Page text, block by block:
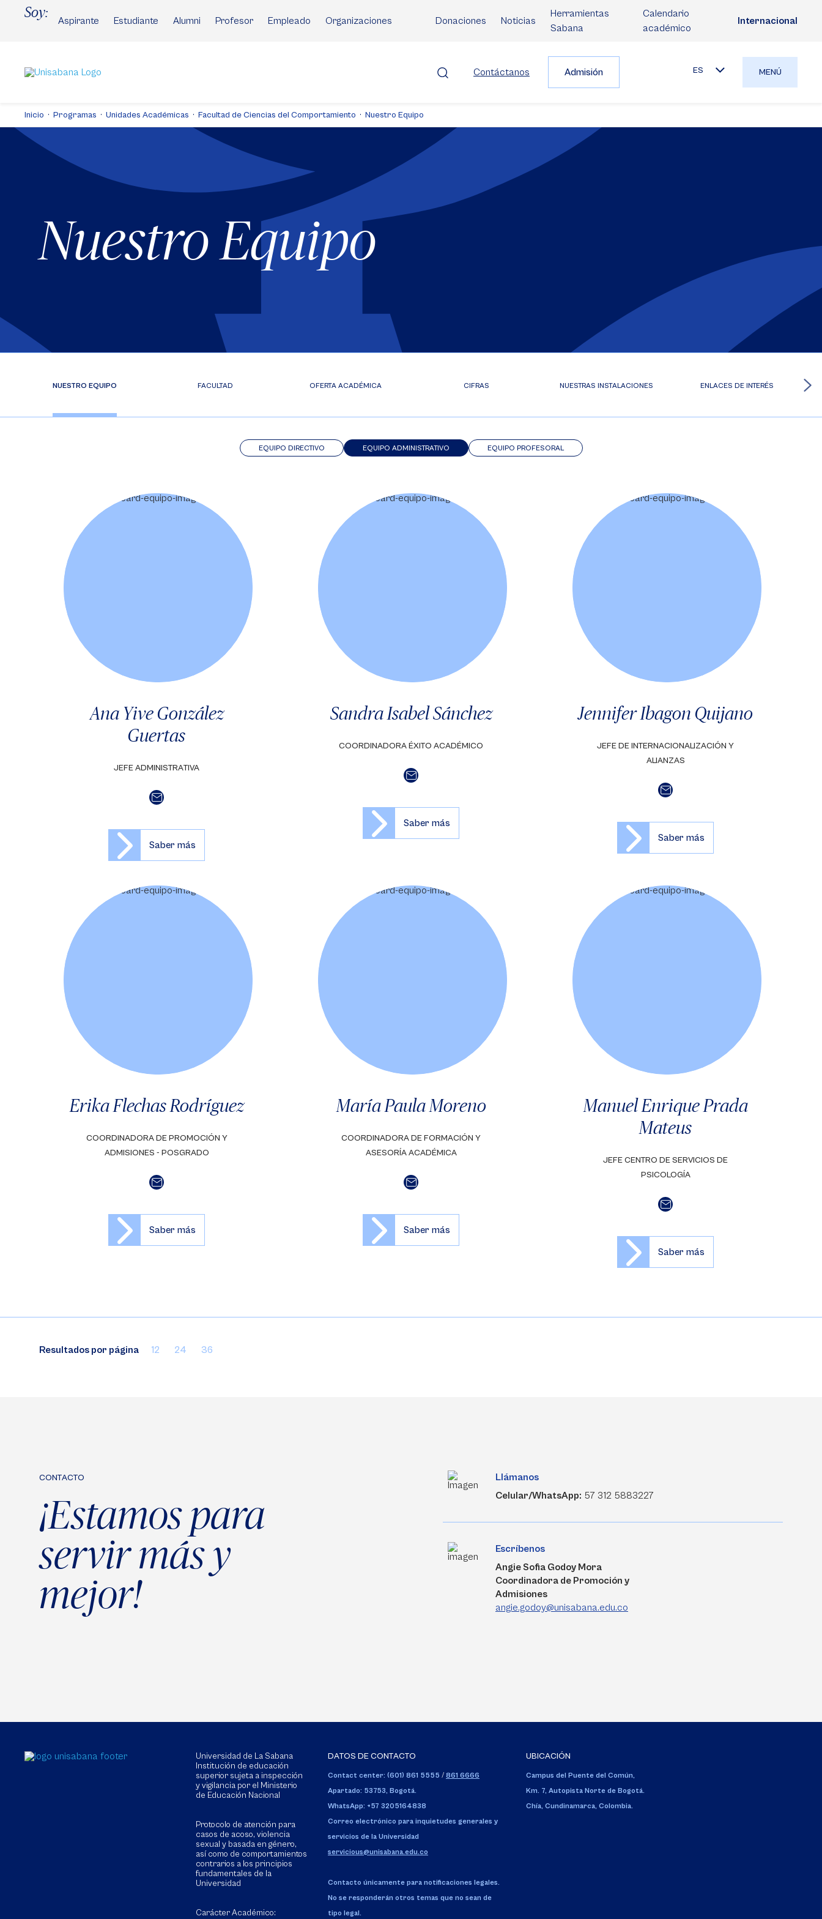
Soy:
Aspirante Estudiante Alumni Profesor Empleado Organizaciones Donaciones Noticias
Herramientas
Sabana
Calendario
académico
Internacional
Contáctanos Admisión ES MENÚ
Inicio Programas Unidades Académicas Facultad de Ciencias del Comportamiento Nuestro Equipo
Nuestro Equipo
NUESTRO EQUIPO FACULTAD OFERTA ACADÉMICA CIFRAS NUESTRAS INSTALACIONES ENLACES DE INTERÉS
EQUIPO PROFESORAL
EQUIPO ADMINISTRATIVO
EQUIPO DIRECTIVO
Ana Yive González
Guertas
JEFE ADMINISTRATIVA
Saber más
Sandra Isabel Sánchez
COORDINADORA ÉXITO ACADÉMICO
Saber más
Jennifer Ibagon Quijano
JEFE DE INTERNACIONALIZACIÓN Y
ALIANZAS
Saber más
Erika Flechas Rodríguez
COORDINADORA DE PROMOCIÓN Y
ADMISIONES - POSGRADO
Saber más
María Paula Moreno
COORDINADORA DE FORMACIÓN Y
ASESORÍA ACADÉMICA
Saber más
Manuel Enrique Prada
Mateus
JEFE CENTRO DE SERVICIOS DE
PSICOLOGÍA
Saber más
Resultados por página 12 24 36
CONTACTO
¡Estamos para
servir más y
mejor!
Llámanos
Celular/WhatsApp: 57 312 5883227
Escríbenos
Angie Sofia Godoy Mora
Coordinadora de Promoción y
Admisiones
angie.godoy@unisabana.edu.co
Universidad de La Sabana
Institución de educación
superior sujeta a inspección
y vigilancia por el Ministerio
de Educación Nacional
Protocolo de atención para
casos de acoso, violencia
sexual y basada en género,
así como de comportamientos
contrarios a los principios
fundamentales de la
Universidad
Carácter Académico:
DATOS DE CONTACTO
Contact center: (601) 861 5555 / 861 6666
Apartado: 53753, Bogotá.
WhatsApp: +57 3205164838
Correo electrónico para inquietudes generales y
servicios de la Universidad
servicious@unisabana.edu.co
Contacto únicamente para notificaciones legales.
No se responderán otros temas que no sean de
tipo legal.
UBICACIÓN
Campus del Puente del Común,
Km. 7, Autopista Norte de Bogotá.
Chía, Cundinamarca, Colombia.